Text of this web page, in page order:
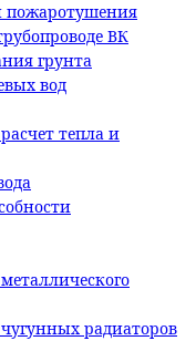
пожаротушения
ВК
грунта
вод
тепла и
радиаторов